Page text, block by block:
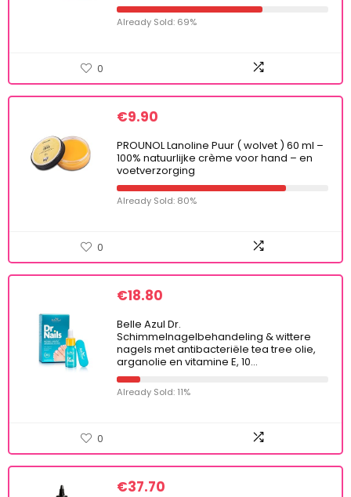
Already Sold: 69%
0
€9.90
PROUNOL Lanoline Puur ( wolvet ) 60 ml –
100% natuurlijke crème voor hand – en
voetverzorging
Already Sold: 80%
0
€18.80
Belle Azul Dr.
Schimmelnagelbehandeling & wittere
nagels met antibacteriële tea tree olie,
arganolie en vitamine E, 10…
Already Sold: 11%
0
€37.70